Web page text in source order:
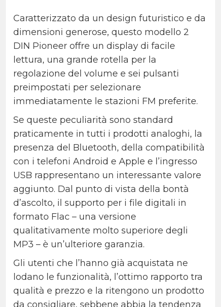
Caratterizzato da un design futuristico e da
dimensioni generose, questo modello 2
DIN Pioneer offre un display di facile
lettura, una grande rotella per la
regolazione del volume e sei pulsanti
preimpostati per selezionare
immediatamente le stazioni FM preferite.
Se queste peculiarità sono standard
praticamente in tutti i prodotti analoghi, la
presenza del Bluetooth, della compatibilità
con i telefoni Android e Apple e l’ingresso
USB rappresentano un interessante valore
aggiunto. Dal punto di vista della bontà
d’ascolto, il supporto per i file digitali in
formato Flac – una versione
qualitativamente molto superiore degli
MP3 – è un’ulteriore garanzia.
Gli utenti che l’hanno già acquistata ne
lodano le funzionalità, l’ottimo rapporto tra
qualità e prezzo e la ritengono un prodotto
da consigliare, sebbene abbia la tendenza